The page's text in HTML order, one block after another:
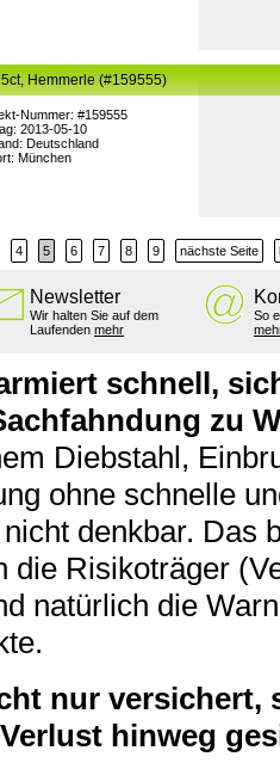
Nummer: #159555
2013-05-10
Deutschland
München
Hemmerle (#159555)
4 5 6 7 8 9 nächste Seite
Newsletter
Wir halten Sie auf dem
Laufenden mehr
So
schnell,
zu
Diebstahl,
ohne schnelle
denkbar. Das
die Risikoträger
natürlich die
nur
hinweg